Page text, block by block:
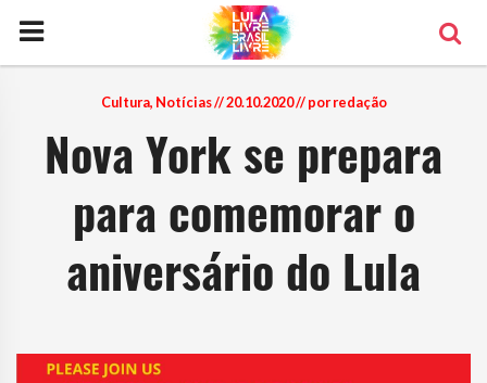
Cultura, Notícias// 20.10.2020 // por redação
Nova York se prepara
para comemorar o
aniversário do Lula